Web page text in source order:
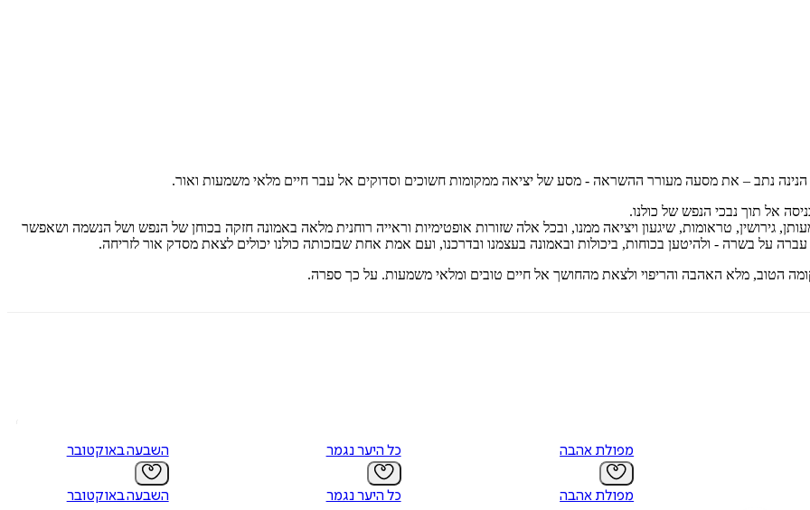
נתב – את מסעה מעורר ההשראה - מסע של יציאה ממקומות חשוכים וסדוקים אל עבר חיים מלאי משמעות ואור.
אל תוך נבכי הנפש של כולנו.
גירושין, טראומות, שיגעון ויציאה ממנו, ובכל אלה שזורות אופטימיות וראייה רוחנית מלאה באמונה חזקה בכוחן של הנפש ושל הנשמה ושאפשר
על בשרה - ולהיטען בכוחות, ביכולות ובאמונה בעצמנו ובדרכנו, ועם אמת אחת שבזכותה כולנו יכולים לצאת מסדק אור לזריחה.
הטוב, מלא האהבה והריפוי ולצאת מהחושך אל חיים טובים ומלאי משמעות. על כך ספרה.
מפולת אהבה
מפולת אהבה
כל היער נגמר
כל היער נגמר
השבעה באוקטובר
השבעה באוקטובר